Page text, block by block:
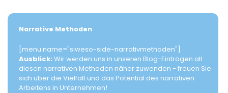
Narrative Methoden
[menu name="siweso-side-narrativmethoden"]
Ausblick: Wir werden uns in unseren Blog-Einträgen all
diesen narrativen Methoden näher zuwenden - freuen Sie
sich über die Vielfalt und das Potential des narrativen
Arbeitens in Unternehmen!